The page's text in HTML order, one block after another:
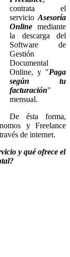
contrata el
servicio Asesoría
Online mediante
la descarga del
Software de
Gestión
Documental
Online, y "Paga
según tu
facturación"
mensual.
De ésta forma,
y Freelance
de internet.
y qué ofrece el